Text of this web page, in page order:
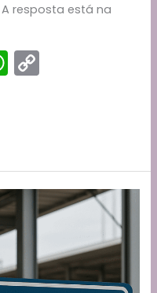
resposta está na
W
h
A
p
p
Li
n
k